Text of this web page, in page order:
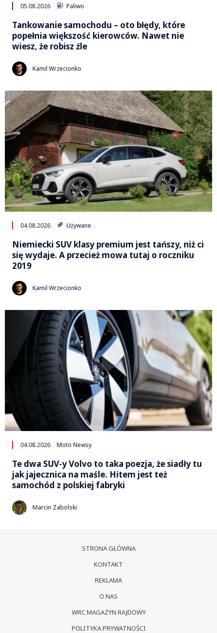
05.08.2026 Paliwo
Tankowanie samochodu – oto błędy, które
popełnia większość kierowców. Nawet nie
wiesz, że robisz źle
Kamil Wrzecionko
04.08.2026 Używane
Niemiecki SUV klasy premium jest tańszy, niż ci
się wydaje. A przecież mowa tutaj o roczniku
2019
Kamil Wrzecionko
04.08.2026 Moto Newsy
Te dwa SUV-y Volvo to taka poezja, że siadły tu
jak jajecznica na maśle. Hitem jest też
samochód z polskiej fabryki
Marcin Zabolski
STRONA GŁÓWNA
KONTAKT
REKLAMA
O NAS
WRC MAGAZYN RAJDOWY
POLITYKA PRYWATNOŚCI